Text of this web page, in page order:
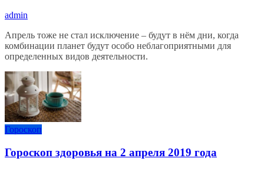
admin
Апрель тоже не стал исключение – будут в нём дни, когда
комбинации планет будут особо неблагоприятными для
определенных видов деятельности.
Гороскоп
Гороскоп здоровья на 2 апреля 2019 года